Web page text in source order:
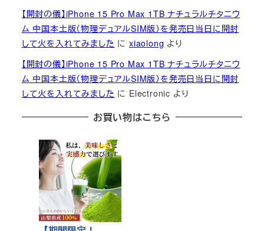
【開封の儀】iPhone 15 Pro Max 1TB ナチュラルチタニウ
ム 中国本土版（物理デュアルSIM版）を発売日当日に開封
して火を入れてみました にxiaolong より
【開封の儀】iPhone 15 Pro Max 1TB ナチュラルチタニウ
ム 中国本土版（物理デュアルSIM版）を発売日当日に開封
して火を入れてみました に Electronic より
お買い物はこちら